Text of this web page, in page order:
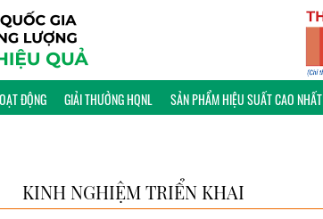
ĐỘNG GIẢI THƯỞNG HQNL SẢN PHẨM HIỆU SUẤT CAO NHẤT
KINH NGHIỆM TRIỂN KHAI